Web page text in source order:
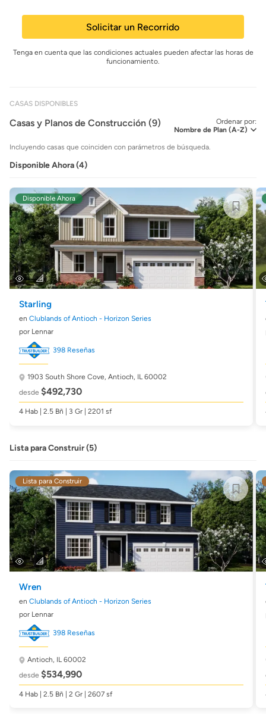
Solicitar un Recorrido
Tenga en cuenta que las condiciones actuales pueden afectar las horas de
funcionamiento.
CASAS DISPONIBLES
Ordenar por:
Casas y Planos de Construcción (9)
Incluyendo casas que coinciden con parámetros de búsqueda.
Disponible Ahora (4)
Disponible Ahora
Starling
en Clublands of Antioch - Horizon Series
por Lennar
398 Reseñas
1903 South Shore Cove, Antioch, IL 60002
desde $492,730
4 Hab | 2.5 Bñ | 3 Gr | 2201 sf
Lista para Construir (5)
Lista para Construir
Wren
en Clublands of Antioch - Horizon Series
por Lennar
398 Reseñas
Antioch, IL 60002
desde $534,990
4 Hab | 2.5 Bñ | 2 Gr | 2607 sf